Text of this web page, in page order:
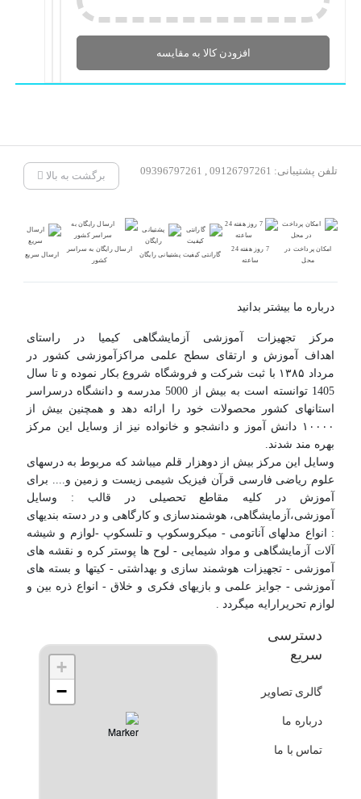
افزودن کالا به مقایسه
تلفن پشتیبانی: 09126797261 , 09396797261 برگشت به بالا
امکان پرداخت در
محل
7 روز هفته 24
ساعته
گارانتی کیفیت پشتیبانی رایگان
ارسال رایگان به سراسر
کشور
ارسال سریع
درباره ما بیشتر بدانید
مرکز تجهیزات آموزشی آزمایشگاهی کیمیا در راستای
اهداف آموزش و ارتقای سطح علمی مراکزآموزشی کشور در
مرداد ۱۳۸۵ با ثبت شرکت و فروشگاه شروع بکار نموده و تا سال
1405 توانسته است به بیش از 5000 مدرسه و دانشگاه درسراسر
استانهای کشور محصولات خود را ارائه دهد و همچنین بیش از
۱۰۰۰۰ دانش آموز و دانشجو و خانواده نیز از وسایل این مرکز
بهره مند شدند.
وسایل این مرکز بیش از دوهزار قلم میباشد که مربوط به درسهای
علوم ریاضی فارسی قرآن فیزیک شیمی زیست و زمین و.... برای
آموزش در کلیه مقاطع تحصیلی در قالب : وسایل
آموزشی،آزمایشگاهی، هوشمندسازی و کارگاهی و در دسته بندیهای
: انواع مدلهای آناتومی - میکروسکوپ و تلسکوپ -لوازم و شیشه
آلات آزمایشگاهی و مواد شیمایی - لوح ها پوستر کره و نقشه های
آموزشی - تجهیزات هوشمند سازی و بهداشتی - کیتها و بسته های
آموزشی - جوایز علمی و بازیهای فکری و خلاق - انواع ذره بین و
لوازم تحریرارایه میگردد .
دسترسی
سریع
گالری تصاویر
درباره ما
تماس با ما
+
−